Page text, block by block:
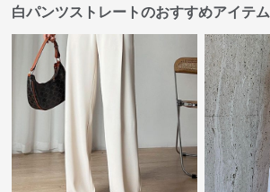
白パンツストレートのおすすめアイテム